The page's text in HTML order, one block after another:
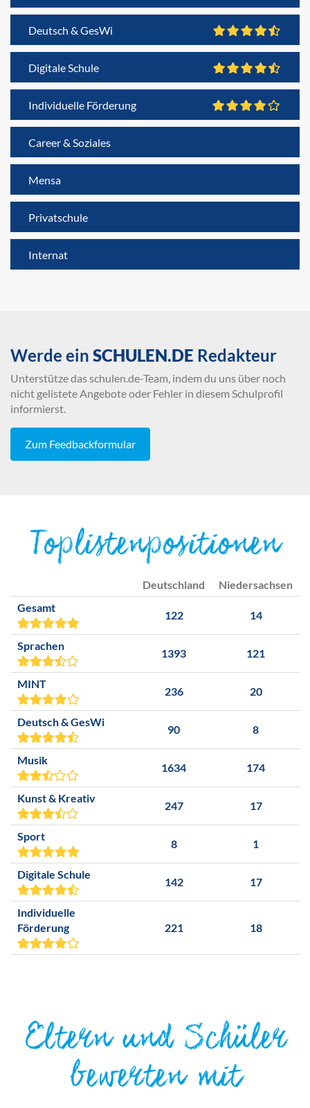
Deutsch & GesWi
Digitale Schule
Individuelle Förderung
Career & Soziales
Mensa
Privatschule
Internat
Werde ein SCHULEN.DE Redakteur
Unterstütze das schulen.de-Team, indem du uns über noch
nicht gelistete Angebote oder Fehler in diesem Schulprofil
informierst.
Zum Feedbackformular
Toplistenpositionen
Deutschland
Niedersachsen
Gesamt
122 14
Sprachen
1393 121
MINT
236 20
Deutsch & GesWi
90 8
Musik
1634 174
Kunst & Kreativ
247 17
Sport
8 1
Digitale Schule
142 17
Individuelle
Förderung
221 18
Eltern und Schüler
bewerten mit